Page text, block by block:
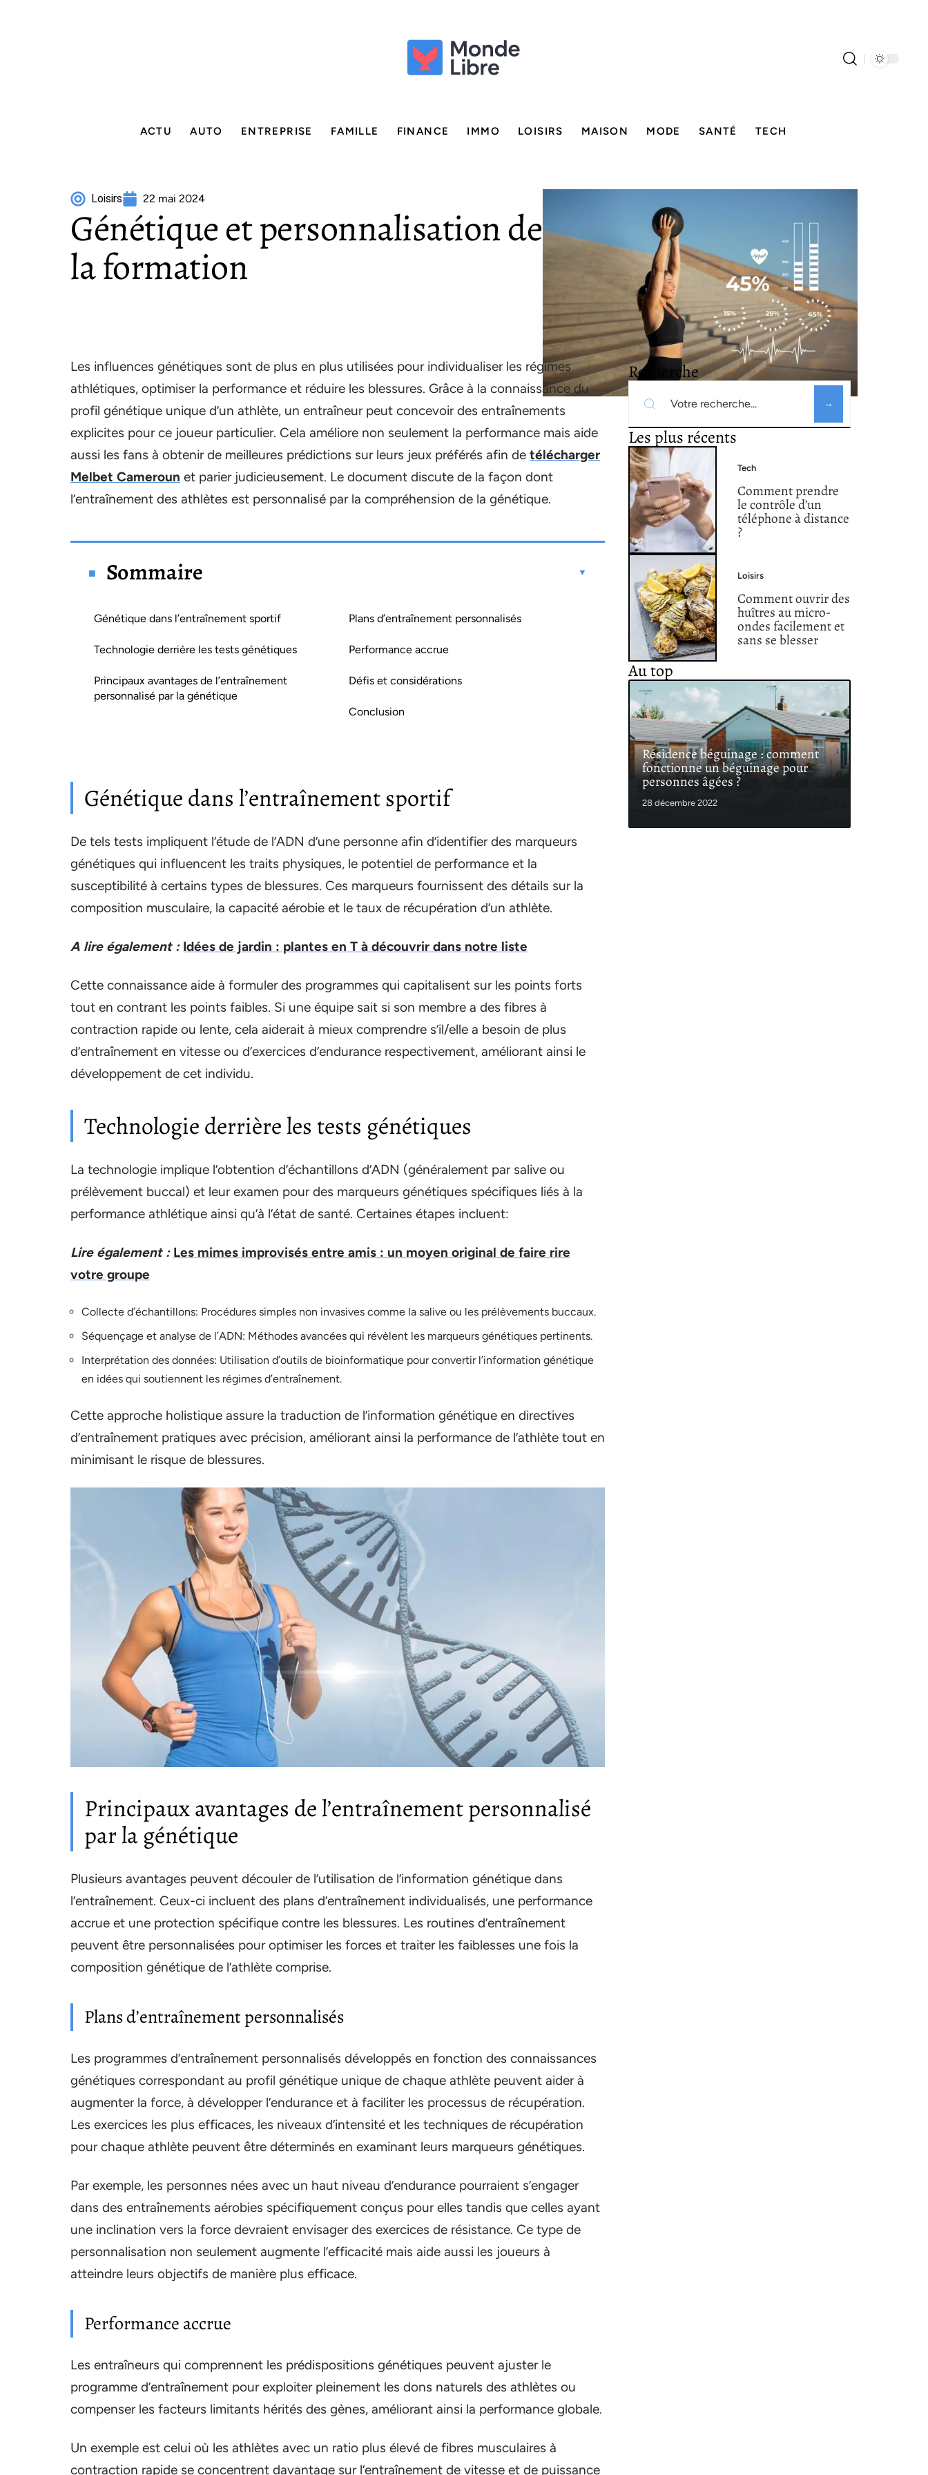
ACTU AUTO ENTREPRISE FAMILLE FINANCE IMMO LOISIRS MAISON MODE SANTÉ TECH
Loisirs 22 mai 2024
Génétique et personnalisation de
la formation
Les influences génétiques sont de plus en plus utilisées pour individualiser les régimes
athlétiques, optimiser la performance et réduire les blessures. Grâce à la connaissance du
profil génétique unique d’un athlète, un entraîneur peut concevoir des entraînements
explicites pour ce joueur particulier. Cela améliore non seulement la performance mais aide
aussi les fans à obtenir de meilleures prédictions sur leurs jeux préférés afin de télécharger
Melbet Cameroun et parier judicieusement. Le document discute de la façon dont
l’entraînement des athlètes est personnalisé par la compréhension de la génétique.
Sommaire
Génétique dans l’entraînement sportif
Technologie derrière les tests génétiques
Principaux avantages de l’entraînement
personnalisé par la génétique
Plans d’entraînement personnalisés
Performance accrue
Défis et considérations
Conclusion
Génétique dans l’entraînement sportif
De tels tests impliquent l’étude de l’ADN d’une personne afin d’identifier des marqueurs
génétiques qui influencent les traits physiques, le potentiel de performance et la
susceptibilité à certains types de blessures. Ces marqueurs fournissent des détails sur la
composition musculaire, la capacité aérobie et le taux de récupération d’un athlète.
A lire également : Idées de jardin : plantes en T à découvrir dans notre liste
Cette connaissance aide à formuler des programmes qui capitalisent sur les points forts
tout en contrant les points faibles. Si une équipe sait si son membre a des fibres à
contraction rapide ou lente, cela aiderait à mieux comprendre s’il/elle a besoin de plus
d’entraînement en vitesse ou d’exercices d’endurance respectivement, améliorant ainsi le
développement de cet individu.
Technologie derrière les tests génétiques
La technologie implique l’obtention d’échantillons d’ADN (généralement par salive ou
prélèvement buccal) et leur examen pour des marqueurs génétiques spécifiques liés à la
performance athlétique ainsi qu’à l’état de santé. Certaines étapes incluent:
Lire également : Les mimes improvisés entre amis : un moyen original de faire rire
votre groupe
Collecte d’échantillons: Procédures simples non invasives comme la salive ou les prélèvements buccaux.
Séquençage et analyse de l’ADN: Méthodes avancées qui révèlent les marqueurs génétiques pertinents.
Interprétation des données: Utilisation d’outils de bioinformatique pour convertir l’information génétique
en idées qui soutiennent les régimes d’entraînement.
Cette approche holistique assure la traduction de l’information génétique en directives
d’entraînement pratiques avec précision, améliorant ainsi la performance de l’athlète tout en
minimisant le risque de blessures.
Principaux avantages de l’entraînement personnalisé
par la génétique
Plusieurs avantages peuvent découler de l’utilisation de l’information génétique dans
l’entraînement. Ceux-ci incluent des plans d’entraînement individualisés, une performance
accrue et une protection spécifique contre les blessures. Les routines d’entraînement
peuvent être personnalisées pour optimiser les forces et traiter les faiblesses une fois la
composition génétique de l’athlète comprise.
Plans d’entraînement personnalisés
Les programmes d’entraînement personnalisés développés en fonction des connaissances
génétiques correspondant au profil génétique unique de chaque athlète peuvent aider à
augmenter la force, à développer l’endurance et à faciliter les processus de récupération.
Les exercices les plus efficaces, les niveaux d’intensité et les techniques de récupération
pour chaque athlète peuvent être déterminés en examinant leurs marqueurs génétiques.
Par exemple, les personnes nées avec un haut niveau d’endurance pourraient s’engager
dans des entraînements aérobies spécifiquement conçus pour elles tandis que celles ayant
une inclination vers la force devraient envisager des exercices de résistance. Ce type de
personnalisation non seulement augmente l’efficacité mais aide aussi les joueurs à
atteindre leurs objectifs de manière plus efficace.
Performance accrue
Les entraîneurs qui comprennent les prédispositions génétiques peuvent ajuster le
programme d’entraînement pour exploiter pleinement les dons naturels des athlètes ou
compenser les facteurs limitants hérités des gènes, améliorant ainsi la performance globale.
Un exemple est celui où les athlètes avec un ratio plus élevé de fibres musculaires à
contraction rapide se concentrent davantage sur l’entraînement de vitesse et de puissance
Recherche
Les plus récents
Tech
Comment prendre
le contrôle d’un
téléphone à distance
?
Loisirs
Comment ouvrir des
huîtres au micro-
ondes facilement et
sans se blesser
Au top
Résidence béguinage : comment
fonctionne un béguinage pour
personnes âgées ?
28 décembre 2022